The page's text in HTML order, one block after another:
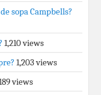
sopa Campbells?
1,210 views
1,203 views
views